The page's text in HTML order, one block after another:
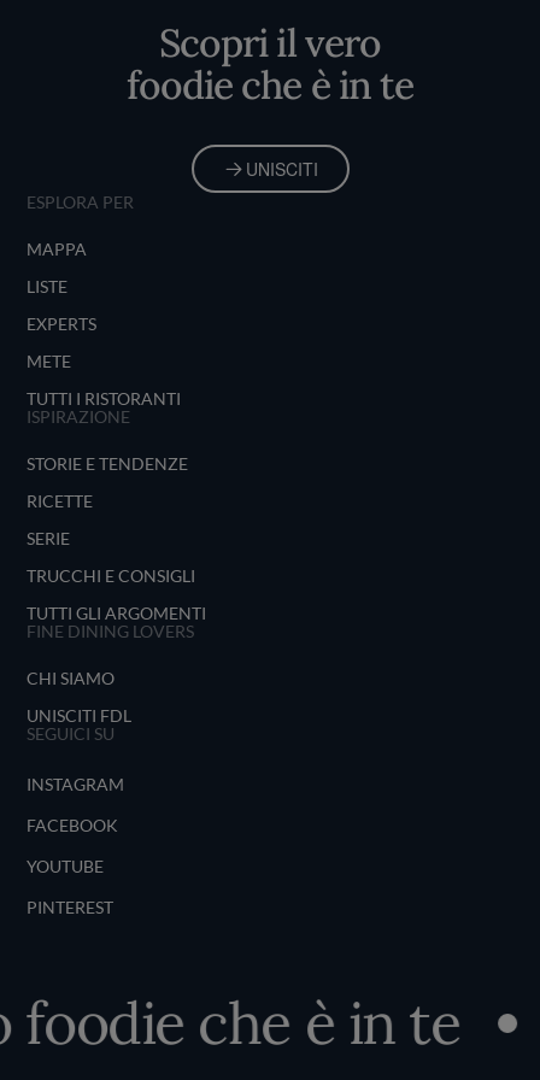
Scopri il vero
foodie che è in te
UNISCITI
ESPLORA PER
MAPPA
LISTE
EXPERTS
METE
TUTTI I RISTORANTI
ISPIRAZIONE
STORIE E TENDENZE
RICETTE
SERIE
TRUCCHI E CONSIGLI
TUTTI GLI ARGOMENTI
FINE DINING LOVERS
CHI SIAMO
UNISCITI FDL
SEGUICI SU
INSTAGRAM
FACEBOOK
YOUTUBE
PINTEREST
che è in te